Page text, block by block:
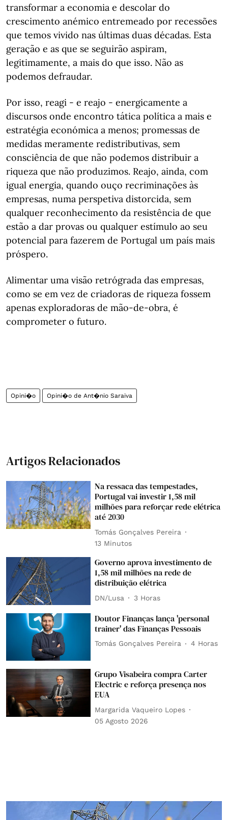
transformar a economia e descolar do
crescimento anémico entremeado por recessões
que temos vivido nas últimas duas décadas. Esta
geração e as que se seguirão aspiram,
legitimamente, a mais do que isso. Não as
podemos defraudar.
Por isso, reagi - e reajo - energicamente a
discursos onde encontro tática política a mais e
estratégia económica a menos; promessas de
medidas meramente redistributivas, sem
consciência de que não podemos distribuir a
riqueza que não produzimos. Reajo, ainda, com
igual energia, quando ouço recriminações às
empresas, numa perspetiva distorcida, sem
qualquer reconhecimento da resistência de que
estão a dar provas ou qualquer estímulo ao seu
potencial para fazerem de Portugal um país mais
próspero.
Alimentar uma visão retrógrada das empresas,
como se em vez de criadoras de riqueza fossem
apenas exploradoras de mão-de-obra, é
comprometer o futuro.
Opini�o Opini�o de Ant�nio Saraiva
Artigos Relacionados
Na ressaca das tempestades,
Portugal vai investir 1,58 mil
milhões para reforçar rede elétrica
até 2030
Tomás Gonçalves Pereira
13 Minutos
Governo aprova investimento de
1,58 mil milhões na rede de
distribuição elétrica
DN/Lusa 3 Horas
Doutor Finanças lança 'personal
trainer' das Finanças Pessoais
Tomás Gonçalves Pereira 4 Horas
Grupo Visabeira compra Carter
Electric e reforça presença nos
EUA
Margarida Vaqueiro Lopes
05 Agosto 2026